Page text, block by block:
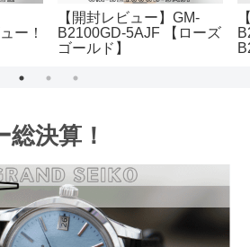
ー！
【開封レビュー】GM-
B2100GD-5AJF 【ローズ
ゴールド】
決算！